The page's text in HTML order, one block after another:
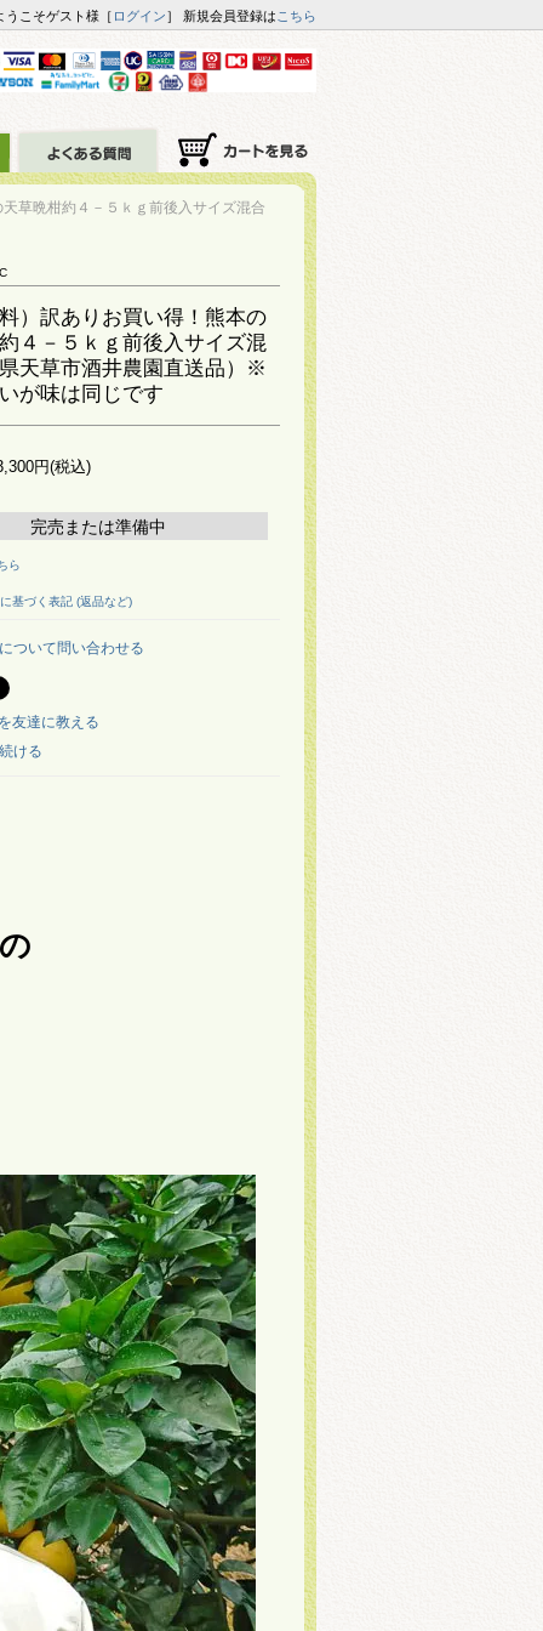
うこそゲスト様［ ログイン］ 新規会員登録は こちら
草晩柑約４－５ｋｇ前後入サイズ混合
）訳ありお買い得！熊本の
４－５ｋｇ前後入サイズ混
天草市酒井農園直送品）※
が味は同じです
円(税込)
完売または準備中
ら
基づく表記 (返品など)
ついて問い合わせる
友達に教える
ける